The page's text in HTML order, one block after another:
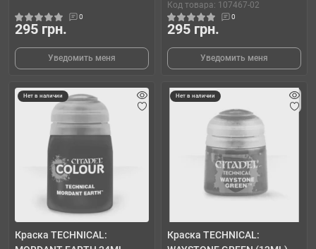
0
295 грн.
Уведомить меня
Код товара: 107467-02
0
295 грн.
Уведомить меня
Нет в наличии
Краска TECHNICAL:
Нет в наличии
Краска TECHNICAL: